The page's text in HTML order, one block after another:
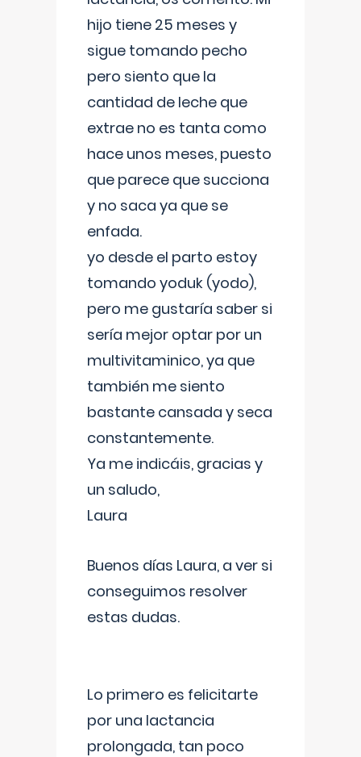
hijo tiene 25 meses y
sigue tomando pecho
pero siento que la
cantidad de leche que
extrae no es tanta como
hace unos meses, puesto
que parece que succiona
y no saca ya que se
enfada.
yo desde el parto estoy
tomando yoduk (yodo),
pero me gustaría saber si
sería mejor optar por un
multivitaminico, ya que
también me siento
bastante cansada y seca
constantemente.
Ya me indicáis, gracias y
un saludo,
Laura
Buenos días Laura, a ver si
conseguimos resolver
estas dudas.
Lo primero es felicitarte
por una lactancia
prolongada, tan poco